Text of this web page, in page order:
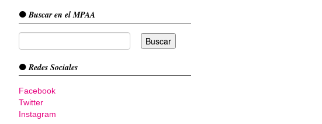
Buscar en el MPAA
Redes Sociales
Facebook
Twitter
Instagram